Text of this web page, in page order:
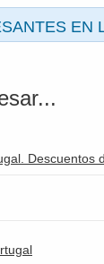
EN
Descuentos